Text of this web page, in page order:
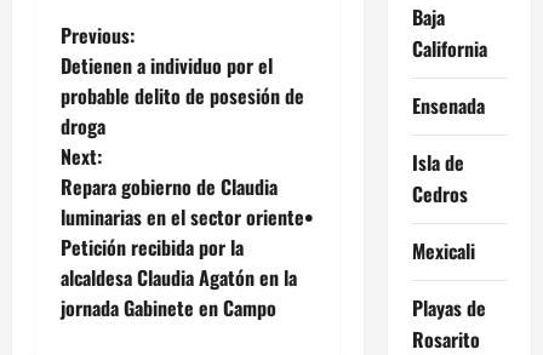
P
o
s
t
n
a
Previous:
Detienen a individuo por el
probable delito de posesión de
droga
Next:
Repara gobierno de Claudia
luminarias en el sector oriente•
Petición recibida por la
alcaldesa Claudia Agatón en la
jornada Gabinete en Campo
Baja
California
Ensenada
Isla de
Cedros
Mexicali
Playas de
Rosarito